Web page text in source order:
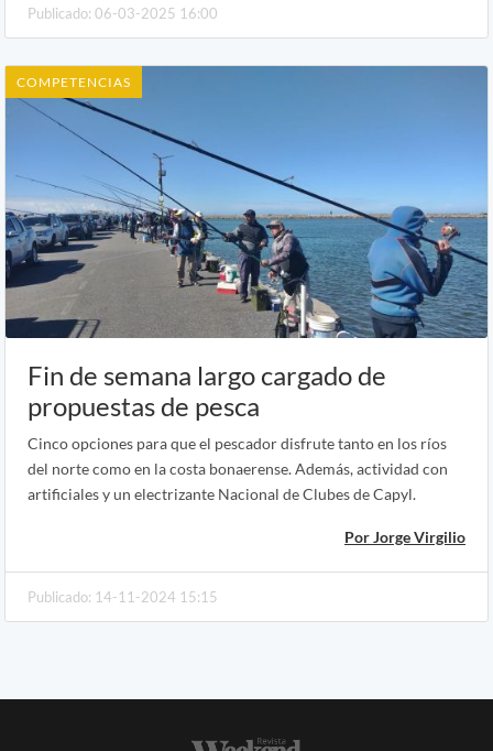
Publicado: 06-03-2025 16:00
COMPETENCIAS
Fin de semana largo cargado de
propuestas de pesca
Cinco opciones para que el pescador disfrute tanto en los ríos
del norte como en la costa bonaerense. Además, actividad con
artificiales y un electrizante Nacional de Clubes de Capyl.
Por Jorge Virgilio
Publicado: 14-11-2024 15:15